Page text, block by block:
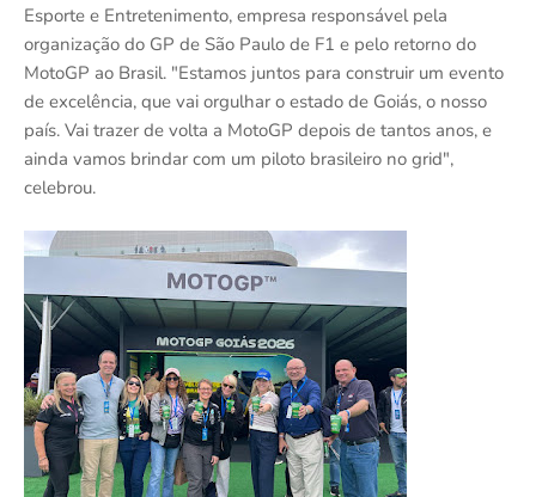
Esporte e Entretenimento, empresa responsável pela
organização do GP de São Paulo de F1 e pelo retorno do
MotoGP ao Brasil. "Estamos juntos para construir um evento
de excelência, que vai orgulhar o estado de Goiás, o nosso
país. Vai trazer de volta a MotoGP depois de tantos anos, e
ainda vamos brindar com um piloto brasileiro no grid",
celebrou.